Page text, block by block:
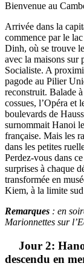
Bienvenue au
Arrivée dans la
commence par le
Dinh, où se trouve
avec la maisons sur
Socialiste. A
pagode au Pilier
reconstruit. Balade
cossues, l’Opéra et
boulevards de
surnommait Hanoi
française. Mais les
dans les petites
Perdez-vous dans
surprises à chaque
transformée en
Kiem, à la limite
Remarques : en
Marionnettes sur
Jour 2:
descendu en